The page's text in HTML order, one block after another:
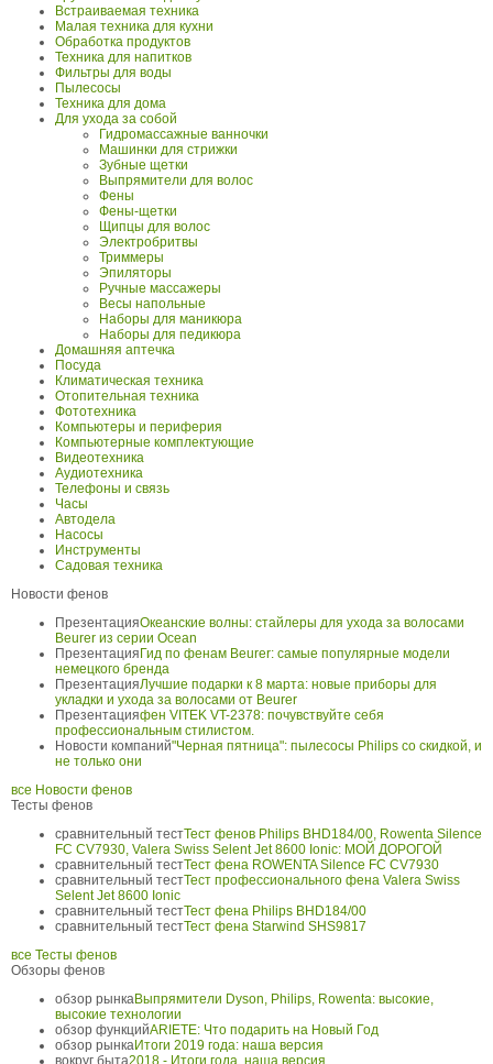
Встраиваемая техника
Малая техника для кухни
Обработка продуктов
Техника для напитков
Фильтры для воды
Пылесосы
Техника для дома
Для ухода за собой
Гидромассажные ванночки
Машинки для стрижки
Зубные щетки
Выпрямители для волос
Фены
Фены-щетки
Щипцы для волос
Электробритвы
Триммеры
Эпиляторы
Ручные массажеры
Весы напольные
Наборы для маникюра
Наборы для педикюра
Домашняя аптечка
Посуда
Климатическая техника
Отопительная техника
Фототехника
Компьютеры и периферия
Компьютерные комплектующие
Видеотехника
Аудиотехника
Телефоны и связь
Часы
Автодела
Насосы
Инструменты
Садовая техника
Новости фенов
ПрезентацияОкеанские волны: стайлеры для ухода за волосами
Beurer из серии Ocean
Презентация Гид по фенам Beurer: самые популярные модели
немецкого бренда
ПрезентацияЛучшие подарки к 8 марта: новые приборы для
укладки и ухода за волосами от Beurer
Презентацияфен VITEK VT-2378: почувствуйте себя
профессиональным стилистом.
Новости компаний"Черная пятница": пылесосы Philips со скидкой, и
не только они
все Новости фенов
Тесты фенов
сравнительный тестТест фенов Philips BHD184/00, Rowenta Silence
FC CV7930, Valera Swiss Selent Jet 8600 Ionic: МОЙ ДОРОГОЙ
сравнительный тестТест фена ROWENTA Silence FC CV7930
сравнительный тестТест профессионального фена Valera Swiss
Selent Jet 8600 Ionic
сравнительный тестТест фена Philips BHD184/00
сравнительный тестТест фена Starwind SHS9817
все Тесты фенов
Обзоры фенов
обзор рынкаВыпрямители Dyson, Philips, Rowenta: высокие,
высокие технологии
обзор функцийARIETE: Что подарить на Новый Год
обзор рынкаИтоги 2019 года: наша версия